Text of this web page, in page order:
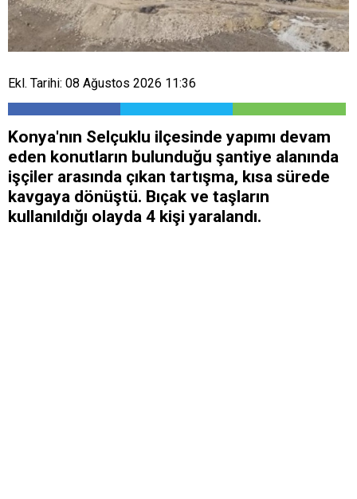
Ekl. Tarihi: 08 Ağustos 2026 11:36
Konya'nın Selçuklu ilçesinde yapımı devam
eden konutların bulunduğu şantiye alanında
işçiler arasında çıkan tartışma, kısa sürede
kavgaya dönüştü. Bıçak ve taşların
kullanıldığı olayda 4 kişi yaralandı.